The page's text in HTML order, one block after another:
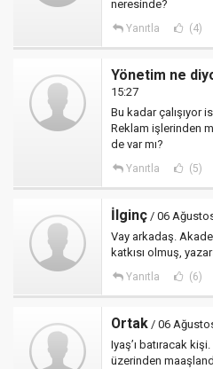
neresinde?
Yanıtla (4)
Yönetim ne
15:27
Bu kadar çalışıyor
Reklam işlerinden
de var mı?
Yanıtla (5)
İlginç / 06
Vay arkadaş.
katkısı olmuş,
Yanıtla (6)
Ortak / 06
Iyaş’ı batıracak
üzerinden